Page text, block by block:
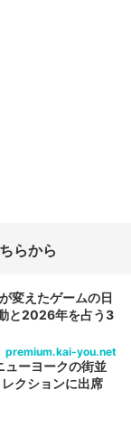
らから
変えたゲームの日
と2026年を占う3
premium.kai-you.net
ューヨークの街並
クションに出席